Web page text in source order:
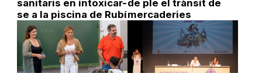
sanitaris en intoxicar-
se a la piscina de Rubí
de ple el trànsit de
mercaderies